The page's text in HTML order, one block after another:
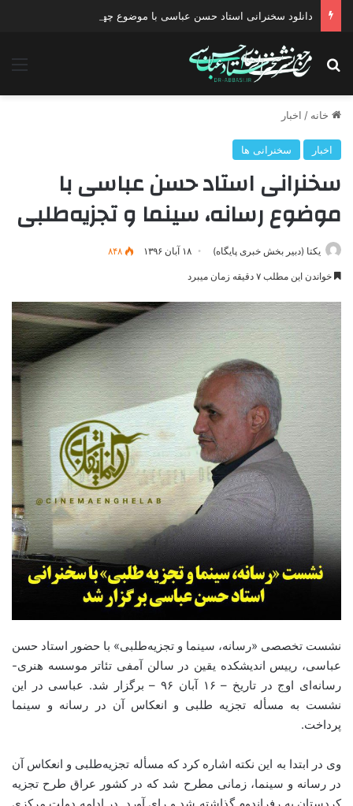
دانلود سخنرانی استاد حسن عباسی با موضوع چهار انتخاب ۱۴۰۰
جستجو برای
خانه / اخبار
اخبار سخنرانی ها
سخنرانی استاد حسن عباسی با
موضوع رسانه، سینما و تجزیه‌طلبی
یکتا (دبیر بخش خبری پایگاه) ۱۸ آبان ۱۳۹۶ ۸۴۸
خواندن این مطلب ۷ دقیقه زمان میبرد
نشست تخصصی «رسانه، سینما و تجزیه‌‌طلبی» با حضور استاد حسن
عباسی، رییس اندیشکده یقین در سالن آمفی تئاتر موسسه هنری-
رسانه‌ای اوج در تاریخ – ۱۶ آبان ۹۶ – برگزار شد. عباسی در این
نشست به مسأله تجزیه‌ طلبی و انعکاس آن در رسانه و سینما
پرداخت.
وی در ابتدا به این نکته اشاره کرد که مسأله تجزیه‌‌طلبی و انعکاس آن
در رسانه و سینما، زمانی مطرح شد که در کشور عراق طرح تجزیه